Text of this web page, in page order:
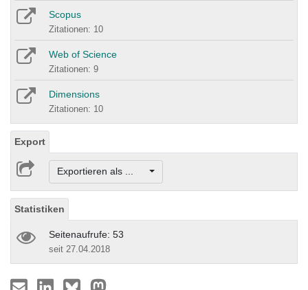
Scopus
Zitationen: 10
Web of Science
Zitationen: 9
Dimensions
Zitationen: 10
Export
Exportieren als ...
Statistiken
Seitenaufrufe: 53
seit 27.04.2018